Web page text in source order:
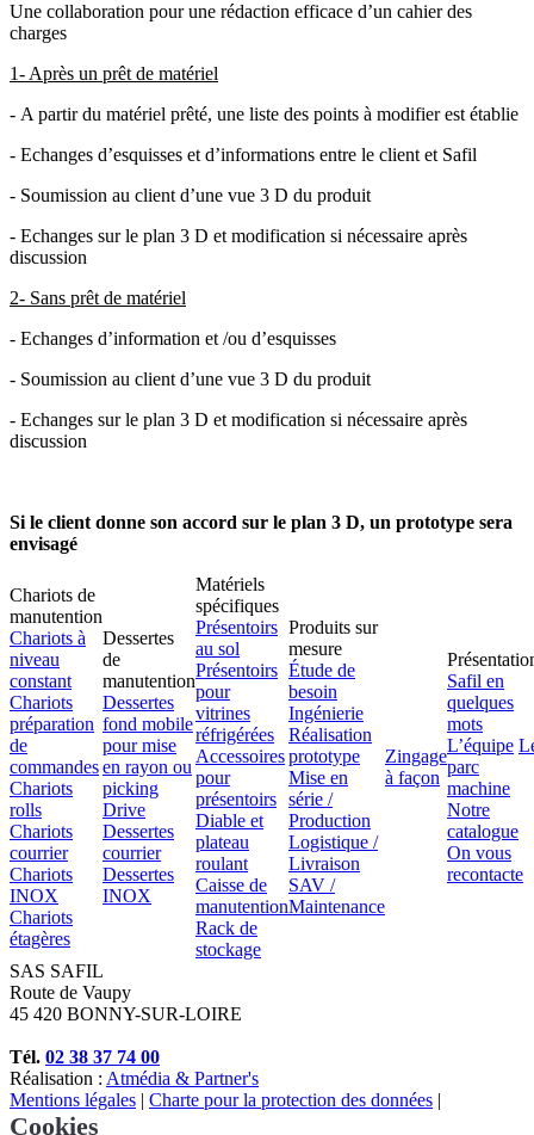
Une collaboration pour une rédaction efficace d’un cahier des
charges
1- Après un prêt de matériel
- A partir du matériel prêté, une liste des points à modifier est établie
- Echanges d’esquisses et d’informations entre le client et Safil
- Soumission au client d’une vue 3 D du produit
- Echanges sur le plan 3 D et modification si nécessaire après
discussion
2- Sans prêt de matériel
- Echanges d’information et /ou d’esquisses
- Soumission au client d’une vue 3 D du produit
- Echanges sur le plan 3 D et modification si nécessaire après
discussion
Si le client donne son accord sur le plan 3 D, un prototype sera
envisagé
Chariots de
manutention
Chariots à
niveau
constant
Chariots
préparation
de
commandes
Chariots
rolls
Chariots
courrier
Chariots
INOX
Chariots
étagères
Dessertes
de
manutention
Dessertes
fond mobile
pour mise
en rayon ou
picking
Drive
Dessertes
courrier
Dessertes
INOX
Matériels
spécifiques
Présentoirs
au sol
Présentoirs
pour
vitrines
réfrigérées
Accessoires
pour
présentoirs
Diable et
plateau
roulant
Caisse de
manutention
Rack de
stockage
Produits sur
mesure
Étude de
besoin
Ingénierie
Réalisation
prototype
Mise en
série /
Production
Logistique /
Livraison
SAV /
Maintenance
Zingage
à façon
Safil en
quelques
mots
L’équipe
parc
machine
Notre
catalogue
On vous
recontacte
SAS SAFIL
Route de Vaupy
45 420 BONNY-SUR-LOIRE
Tél. 02 38 37 74 00
Réalisation : Atmédia & Partner's
Mentions légales | Charte pour la protection des données |
Cookies